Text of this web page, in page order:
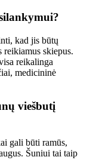
kad jis būtų
reikiamus skiepus.
reikalinga
medicininė
viešbutį
gali būti ramūs,
Šuniui tai taip